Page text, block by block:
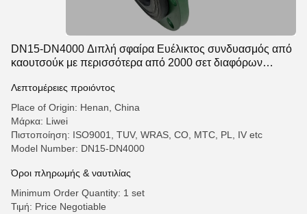
DN15-DN4000 Διπλή σφαίρα Ευέλικτος συνδυασμός από
καουτσούκ με περισσότερα από 2000 σετ διαφόρων
Λεπτομέρειες προιόντος
Place of Origin: Henan, China
Μάρκα: Liwei
Πιστοποίηση: ISO9001, TUV, WRAS, CO, MTC, PL, IV etc
Model Number: DN15-DN4000
Όροι πληρωμής & ναυτιλίας
Minimum Order Quantity: 1 set
Τιμή: Price Negotiable